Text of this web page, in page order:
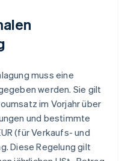
muss eine
werden. Sie gilt
im Vorjahr über
und bestimmte
(für Verkaufs- und
Diese Regelung gilt